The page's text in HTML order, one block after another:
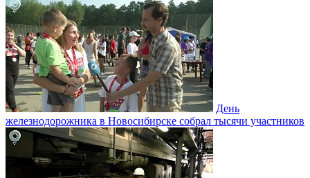
День
железнодорожника в Новосибирске собрал тысячи участников